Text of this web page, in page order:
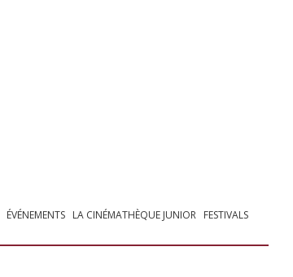
ÉVÉNEMENTS LA CINÉMATHÈQUE JUNIOR FESTIVALS